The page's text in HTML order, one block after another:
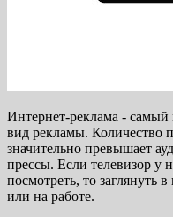
Интернет-реклама -
вид рекламы. Количество
значительно превышает
прессы. Если телевизор у
посмотреть, то заглянуть
или на работе.